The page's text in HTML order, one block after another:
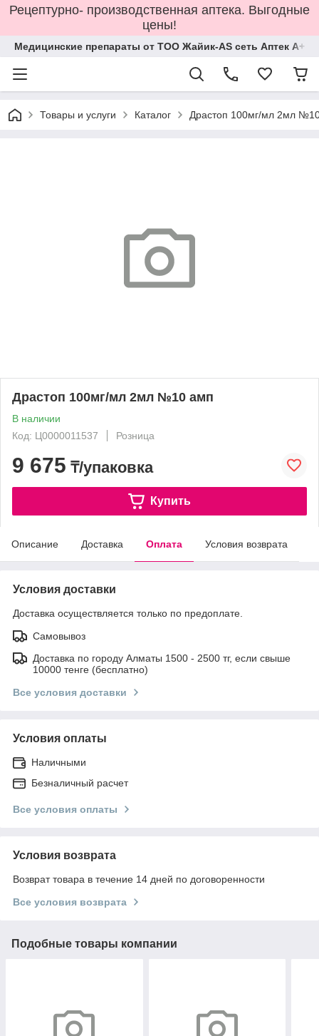
Рецептурно- производственная аптека. Выгодные
цены!
Медицинские препараты от ТОО Жайик-AS сеть Аптек А+
Товары и услуги Каталог Драстоп 100мг/мл 2мл
Драстоп 100мг/мл 2мл №10 амп
В наличии
Код: Ц0000011537
Розница
9 675 ₸/упаковка
Купить
Описание Доставка Оплата Условия возврата
Условия доставки
Доставка осуществляется только по предоплате.
Самовывоз
Доставка по городу Алматы 1500 - 2500 тг, если свыше
10000 тенге (бесплатно)
Все условия доставки
Условия оплаты
Наличными
Безналичный расчет
Все условия оплаты
Условия возврата
Возврат товара в течение 14 дней по договоренности
Все условия возврата
Подобные товары компании